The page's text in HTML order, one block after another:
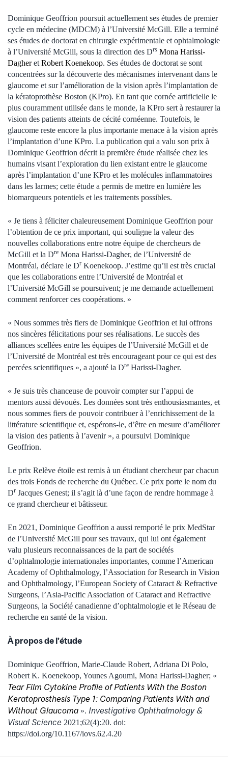
Dominique Geoffrion poursuit actuellement ses études de premier
cycle en médecine (MDCM) à l’Université McGill. Elle a terminé
ses études de doctorat en chirurgie expérimentale et ophtalmologie
à l’Université McGill, sous la direction des Drs Mona Harissi-
Dagheret Robert Koenekoop. Ses études de doctorat se sont
concentrées sur la découverte des mécanismes intervenant dans le
glaucome et sur l’amélioration de la vision après l’implantation de
la kératoprothèse Boston (KPro). En tant que cornée artificielle le
plus couramment utilisée dans le monde, la KPro sert à restaurer la
vision des patients atteints de cécité cornéenne. Toutefois, le
glaucome reste encore la plus importante menace à la vision après
l’implantation d’une KPro. La publication qui a valu son prix à
Dominique Geoffrion décrit la première étude réalisée chez les
humains visant l’exploration du lien existant entre le glaucome
après l’implantation d’une KPro et les molécules inflammatoires
dans les larmes; cette étude a permis de mettre en lumière les
biomarqueurs potentiels et les traitements possibles.
« Je tiens à féliciter chaleureusement Dominique Geoffrion pour
l’obtention de ce prix important, qui souligne la valeur des
nouvelles collaborations entre notre équipe de chercheurs de
McGill et la Dre Mona Harissi-Dagher, de l’Université de
Montréal, déclare le Dr Koenekoop. J’estime qu’il est très crucial
que les collaborations entre l’Université de Montréal et
l’Université McGill se poursuivent; je me demande actuellement
comment renforcer ces coopérations. »
« Nous sommes très fiers de Dominique Geoffrion et lui offrons
nos sincères félicitations pour ses réalisations. Le succès des
alliances scellées entre les équipes de l’Université McGill et de
l’Université de Montréal est très encourageant pour ce qui est des
percées scientifiques », a ajouté la Dre Harissi-Dagher.
« Je suis très chanceuse de pouvoir compter sur l’appui de
mentors aussi dévoués. Les données sont très enthousiasmantes, et
nous sommes fiers de pouvoir contribuer à l’enrichissement de la
littérature scientifique et, espérons-le, d’être en mesure d’améliorer
la vision des patients à l’avenir », a poursuivi Dominique
Geoffrion.
Le prix Relève étoile est remis à un étudiant chercheur par chacun
des trois Fonds de recherche du Québec. Ce prix porte le nom du
Dr Jacques Genest; il s’agit là d’une façon de rendre hommage à
ce grand chercheur et bâtisseur.
En 2021, Dominique Geoffrion a aussi remporté le prix MedStar
de l’Université McGill pour ses travaux, qui lui ont également
valu plusieurs reconnaissances de la part de sociétés
d’ophtalmologie internationales importantes, comme l’American
Academy of Ophthalmology, l’Association for Research in Vision
and Ophthalmology, l’European Society of Cataract & Refractive
Surgeons, l’Asia-Pacific Association of Cataract and Refractive
Surgeons, la Société canadienne d’ophtalmologie et le Réseau de
recherche en santé de la vision.
À propos de l’étude
Dominique Geoffrion, Marie-Claude Robert, Adriana Di Polo,
Robert K. Koenekoop, Younes Agoumi, Mona Harissi-Dagher; «
Tear Film Cytokine Profile of Patients With the Boston
Keratoprosthesis Type 1: Comparing Patients With and
Without Glaucoma ». Investigative Ophthalmology &
Visual Science 2021;62(4):20. doi:
https://doi.org/10.1167/iovs.62.4.20